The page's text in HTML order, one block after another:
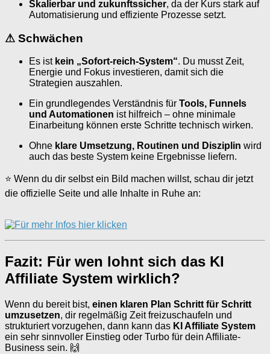
Skalierbar und zukunftssicher, da der Kurs stark auf
Automatisierung und effiziente Prozesse setzt.
⚠ Schwächen
Es ist kein „Sofort-reich-System“. Du musst Zeit,
Energie und Fokus investieren, damit sich die
Strategien auszahlen.
Ein grundlegendes Verständnis für Tools, Funnels
und Automationen ist hilfreich – ohne minimale
Einarbeitung können erste Schritte technisch wirken.
Ohne klare Umsetzung, Routinen und Disziplin wird
auch das beste System keine Ergebnisse liefern.
⭐ Wenn du dir selbst ein Bild machen willst, schau dir jetzt
die offizielle Seite und alle Inhalte in Ruhe an:
Fazit: Für wen lohnt sich das KI
Affiliate System wirklich?
Wenn du bereit bist, einen klaren Plan Schritt für Schritt
umzusetzen, dir regelmäßig Zeit freizuschaufeln und
strukturiert vorzugehen, dann kann das KI Affiliate System
ein sehr sinnvoller Einstieg oder Turbo für dein Affiliate-
Business sein. 🙌